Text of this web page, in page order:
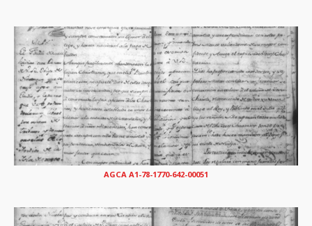
AGCA A1-78-1770-642-00051